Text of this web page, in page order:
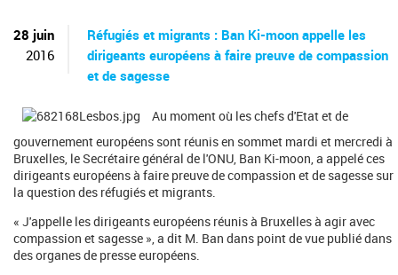
28 juin
2016
Réfugiés et migrants : Ban Ki-moon appelle les
dirigeants européens à faire preuve de compassion
et de sagesse
Au moment où les chefs d'Etat et de
gouvernement européens sont réunis en sommet mardi et mercredi à
Bruxelles, le Secrétaire général de l'ONU, Ban Ki-moon, a appelé ces
dirigeants européens à faire preuve de compassion et de sagesse sur
la question des réfugiés et migrants.
« J'appelle les dirigeants européens réunis à Bruxelles à agir avec
compassion et sagesse », a dit M. Ban dans point de vue publié dans
des organes de presse européens.